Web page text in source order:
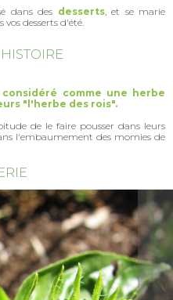
dans des desserts, et se marie
vos desserts d'été.
comme une herbe
"l'herbe des rois".
de le faire pousser dans leurs
l'embaumement des momies de